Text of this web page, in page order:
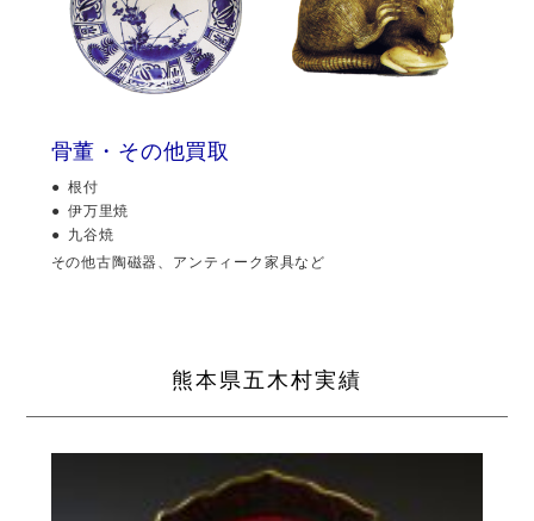
骨董・その他買取
根付
伊万里焼
九谷焼
その他古陶磁器、アンティーク家具など
熊本県五木村実績